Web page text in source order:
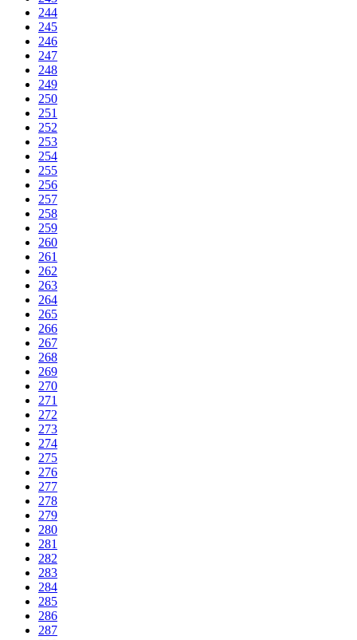
244
245
246
247
248
249
250
251
252
253
254
255
256
257
258
259
260
261
262
263
264
265
266
267
268
269
270
271
272
273
274
275
276
277
278
279
280
281
282
283
284
285
286
287